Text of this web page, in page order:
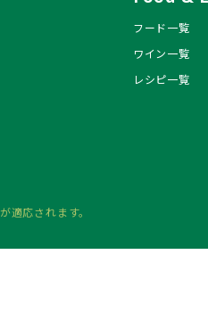
フード一覧
ワイン一覧
レシピ一覧
が適応されます。